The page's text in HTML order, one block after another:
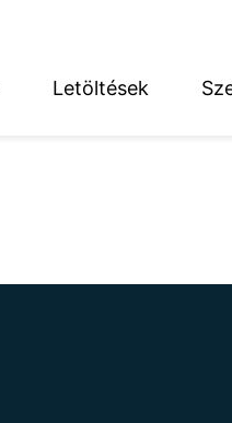
Letöltések